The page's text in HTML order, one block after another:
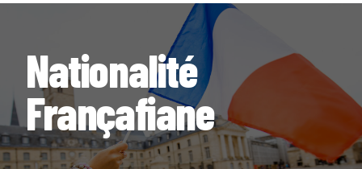
Nationalité
Françafiane